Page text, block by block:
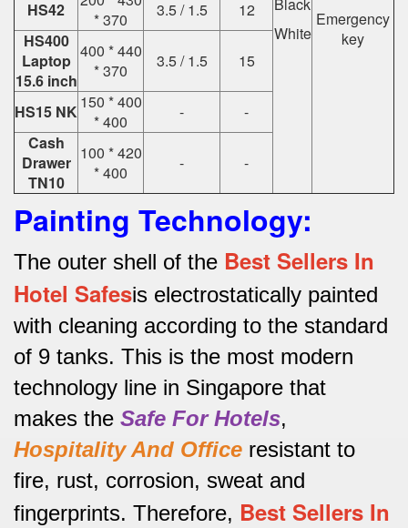
White
Emergency
key
HS42
* 370
3.5 / 1.5
12
HS400
Laptop
15.6 inch
400 * 440
* 370
3.5 / 1.5 15
HS15 NK150 * 400
* 400
-
-
Cash
Drawer
TN10
100 * 420
* 400
- -
Painting Technology:
The outer shell of the Best Sellers In
Hotel Safesis electrostatically painted
with cleaning according to the standard
of 9 tanks. This is the most modern
technology line in Singapore that
makes the Safe For Hotels,
Hospitality And Office resistant to
fire, rust, corrosion, sweat and
fingerprints. Therefore, Best Sellers In